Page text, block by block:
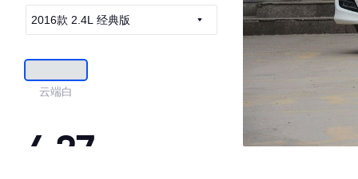
2016款 2.4L 经典版
云端白
4.27